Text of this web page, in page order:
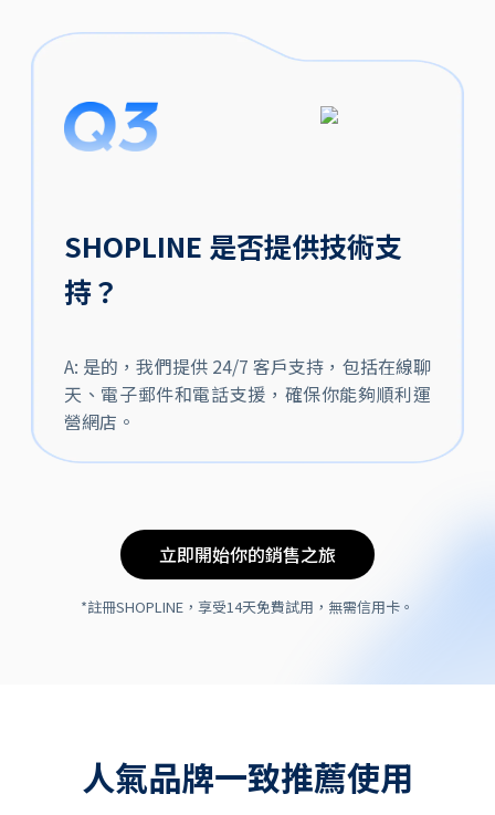
SHOPLINE 是否提供技術支
持？
A: 是的，我們提供 24/7 客戶支持，包括在線聊
天、電子郵件和電話支援，確保你能夠順利運
營網店。
立即開始你的銷售之旅
*註冊SHOPLINE，享受14天免費試用，無需信用卡。
人氣品牌一致推薦使用